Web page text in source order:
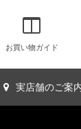
お買い物ガイド
実店舗のご案